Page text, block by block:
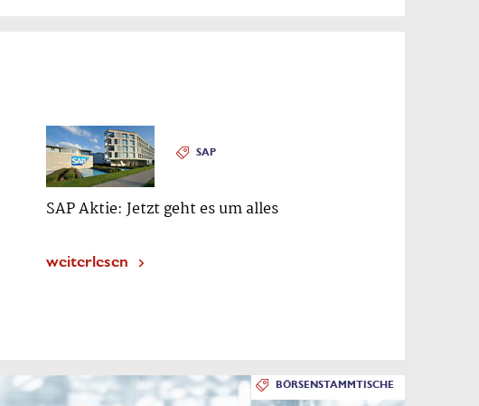
SAP
SAP Aktie: Jetzt geht es um alles
weiterlesen
BÖRSENSTAMMTISCHE